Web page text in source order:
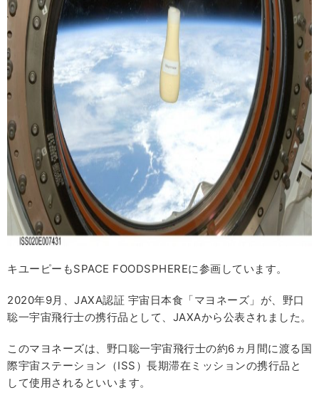
キユーピーもSPACE FOODSPHEREに参画しています。
2020年9月、JAXA認証 宇宙日本食「マヨネーズ」が、野口
聡一宇宙飛行士の携行品として、JAXAから公表されました。
このマヨネーズは、野口聡一宇宙飛行士の約6ヵ月間に渡る国
際宇宙ステーション（ISS）長期滞在ミッションの携行品と
して使用されるといいます。